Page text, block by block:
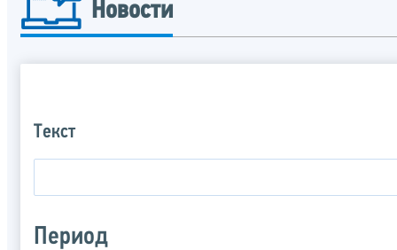
Новости
Текст
Период